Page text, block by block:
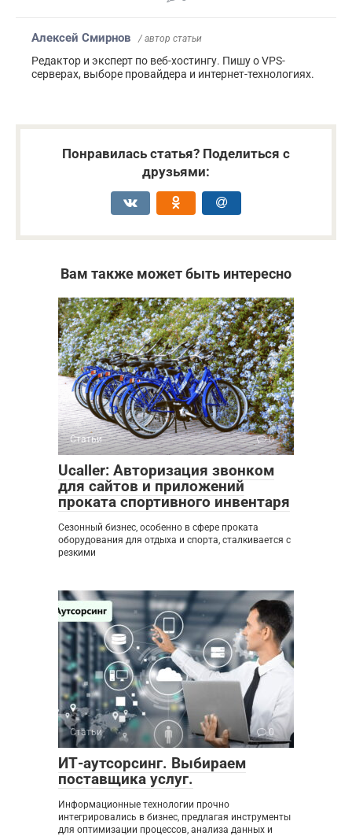
Алексей Смирнов / автор статьи
Редактор и эксперт по веб-хостингу. Пишу о VPS-
серверах, выборе провайдера и интернет-технологиях.
Понравилась статья? Поделиться с
друзьями:
Вам также может быть интересно
Статьи 0
Ucaller: Авторизация звонком
для сайтов и приложений
проката спортивного инвентаря
Сезонный бизнес, особенно в сфере проката
оборудования для отдыха и спорта, сталкивается с
резкими
Статьи 0
ИТ-аутсорсинг. Выбираем
поставщика услуг.
Информационные технологии прочно
интегрировались в бизнес, предлагая инструменты
для оптимизации процессов, анализа данных и